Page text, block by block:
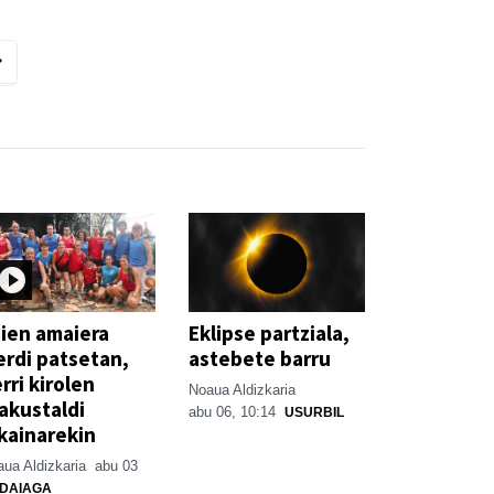
amaiera
patsetan,
kirolen
Aldizkaria abu 03
Eklipse partziala,
astebete barru
Noaua Aldizkaria
abu 06, 10:14 USURBIL